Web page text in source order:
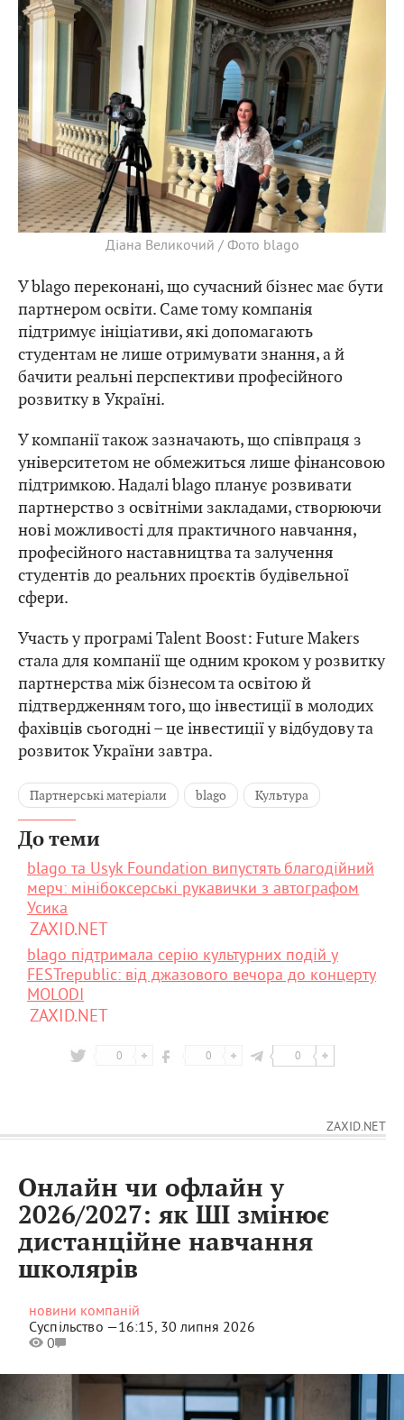
Діана Великочий / Фото blago
У blago переконані, що сучасний бізнес має бути
партнером освіти. Саме тому компанія
підтримує ініціативи, які допомагають
студентам не лише отримувати знання, а й
бачити реальні перспективи професійного
розвитку в Україні.
У компанії також зазначають, що співпраця з
університетом не обмежиться лише фінансовою
підтримкою. Надалі blago планує розвивати
партнерство з освітніми закладами, створюючи
нові можливості для практичного навчання,
професійного наставництва та залучення
студентів до реальних проєктів будівельної
сфери.
Участь у програмі Talent Boost: Future Makers
стала для компанії ще одним кроком у розвитку
партнерства між бізнесом та освітою й
підтвердженням того, що інвестиції в молодих
фахівців сьогодні – це інвестиції у відбудову та
розвиток України завтра.
Партнерські матеріали blago Культура
До теми
blago та Usyk Foundation випустять благодійний
мерч: мінібоксерські рукавички з автографом
Усика
ZAXID.NET
blago підтримала серію культурних подій у
FESTrepublic: від джазового вечора до концерту
MOLODI
ZAXID.NET
0 0 0
ZAXID.NET
Онлайн чи офлайн у
2026/2027: як ШІ змінює
дистанційне навчання
школярів
новини компаній
Суспільство —16:15, 30 липня 2026
0